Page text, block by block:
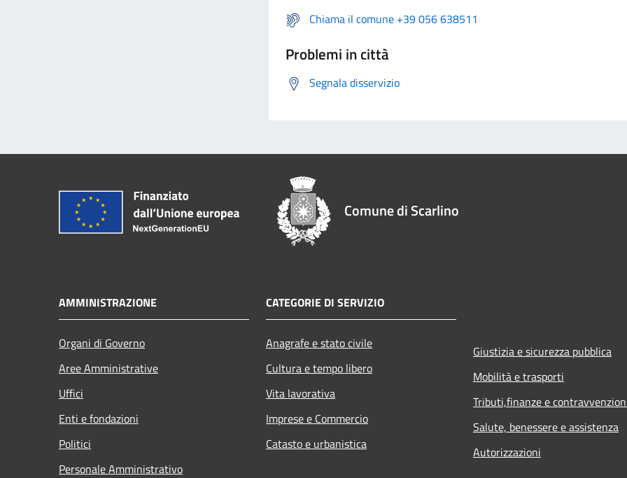
Chiama il comune +39 056 638511
Problemi in città
Segnala disservizio
Comune di Scarlino
AMMINISTRAZIONE
Organi di Governo
Aree Amministrative
Uffici
Enti e fondazioni
Politici
Personale Amministrativo
CATEGORIE DI SERVIZIO
Anagrafe e stato civile
Cultura e tempo libero
Vita lavorativa
Imprese e Commercio
Catasto e urbanistica
Giustizia e sicurezza pubblica
Mobilità e trasporti
Tributi,finanze e
Salute, benessere e assistenza
Autorizzazioni